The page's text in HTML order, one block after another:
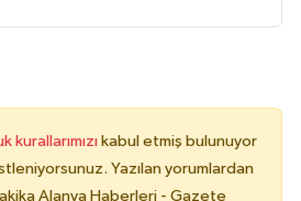
kurallarımızı kabul etmiş bulunuyor
Yazılan yorumlardan
Alanya Haberleri - Gazete